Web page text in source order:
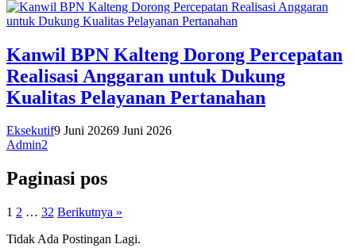
Kanwil BPN Kalteng Dorong Percepatan
Realisasi Anggaran untuk Dukung
Kualitas Pelayanan Pertanahan
Eksekutif9 Juni 20269 Juni 2026
Admin2
Paginasi pos
1 2 … 32 Berikutnya »
Tidak Ada Postingan Lagi.